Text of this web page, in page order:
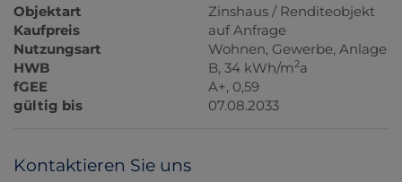
Objektart
Zinshaus / Renditeobjekt
Kaufpreis
auf Anfrage
Nutzungsart
Wohnen Gewerbe Anlage
HWB
B, 34 kWh/m2a
fGEE
A+, 0,59
gültig bis
07.08.2033
Kontaktieren Sie uns